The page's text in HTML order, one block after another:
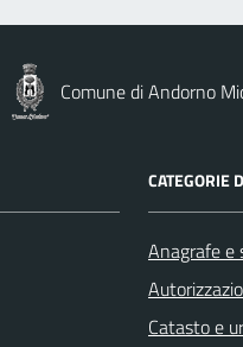
Comune di Andorno
CATEGORIE
Anagrafe e
Catasto e